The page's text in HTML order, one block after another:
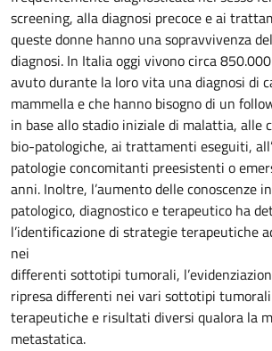
screening, alla diagnosi precoce e ai
queste donne hanno una sopravvivenza
diagnosi. In Italia oggi vivono circa
avuto durante la loro vita una diagnosi di
mammella e che hanno bisogno di un
in base allo stadio iniziale di malattia, alle
bio-patologiche, ai trattamenti eseguiti,
patologie concomitanti preesistenti o
anni. Inoltre, l’aumento delle conoscenze
patologico, diagnostico e terapeutico ha
l’identificazione di strategie terapeutiche
nei
differenti sottotipi tumorali,
ripresa differenti nei vari sottotipi
terapeutiche e risultati diversi qualora la
metastatica.